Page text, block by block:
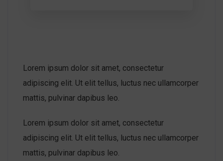
Lorem ipsum dolor sit amet, consectetur
adipiscing elit. Ut elit tellus, luctus nec ullamcorper
mattis, pulvinar dapibus leo.
Lorem ipsum dolor sit amet, consectetur
adipiscing elit. Ut elit tellus, luctus nec ullamcorper
mattis, pulvinar dapibus leo.